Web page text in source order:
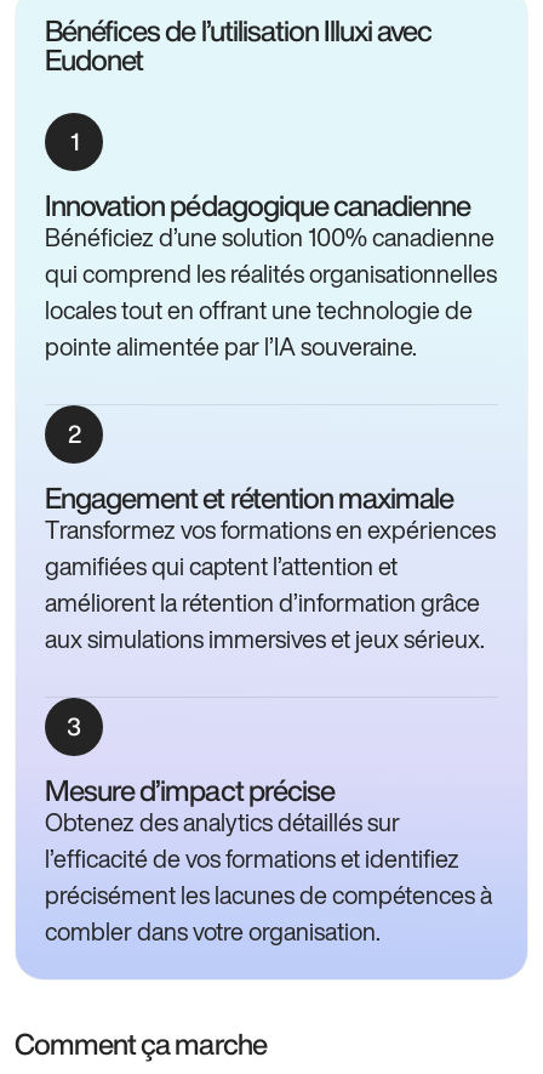
Bénéfices de l’utilisation Illuxi avec
Eudonet
Innovation pédagogique canadienne
Bénéficiez d’une solution 100% canadienne
qui comprend les réalités organisationnelles
locales tout en offrant une technologie de
pointe alimentée par l’IA souveraine.
Engagement et rétention maximale
Transformez vos formations en expériences
gamifiées qui captent l’attention et
améliorent la rétention d’information grâce
aux simulations immersives et jeux sérieux.
Mesure d’impact précise
Obtenez des analytics détaillés sur
l’efficacité de vos formations et identifiez
précisément les lacunes de compétences à
combler dans votre organisation.
Comment ça marche